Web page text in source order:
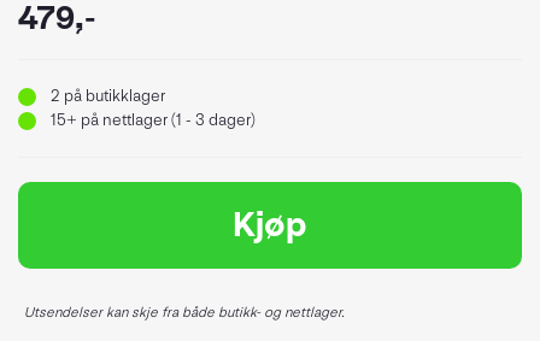
479,-
2 på butikklager
15+ på nettlager (1 - 3 dager)
Kjøp
Utsendelser kan skje fra både butikk- og nettlager.